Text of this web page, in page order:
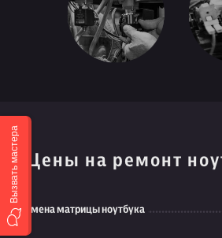
Цены на ремонт
Замена матрицы ноутбука
Вызвать мастера